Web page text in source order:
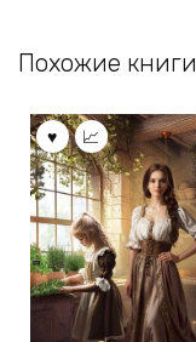
Похожие книги